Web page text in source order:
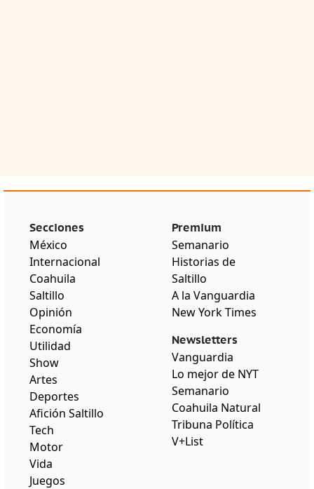
Secciones
México
Internacional
Coahuila
Saltillo
Opinión
Economía
Utilidad
Show
Artes
Deportes
Afición Saltillo
Tech
Motor
Vida
Juegos
Premium
Semanario
Historias de
Saltillo
A la Vanguardia
New York Times
Newsletters
Vanguardia
Lo mejor de NYT
Semanario
Coahuila Natural
Tribuna Política
V+List